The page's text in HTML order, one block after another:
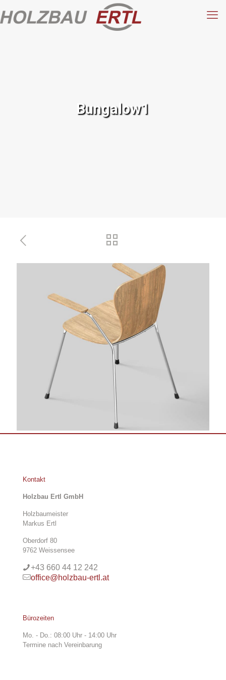
Bungalow1
Kontakt
Holzbau Ertl GmbH
Holzbaumeister
Markus Ertl
Oberdorf 80
9762 Weissensee
+43 660 44 12 242
office@holzbau-ertl.at
Bürozeiten
Mo. - Do.: 08:00 Uhr - 14:00 Uhr
Termine nach Vereinbarung